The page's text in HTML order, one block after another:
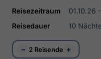
Reisezeitraum
01.10.26
Reisedauer
10
− 2 Reisende +